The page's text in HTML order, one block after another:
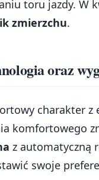
toru jazdy. W
zmierzchu.
oraz
charakter
komfortowego
z automatyczną
swoje